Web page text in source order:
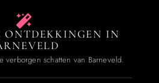
ONTDEKKINGEN IN
verborgen schatten van Barneveld.